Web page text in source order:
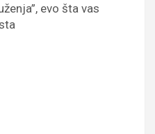
evo šta vas